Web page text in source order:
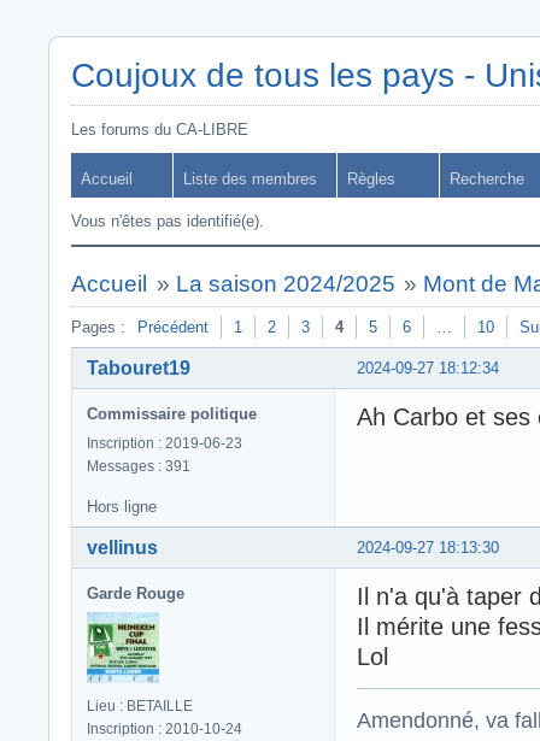
Coujoux de tous les pays -
Les forums du CA-LIBRE
Accueil Liste des membres Règles Recherche
Vous n'êtes pas identifié(e).
Accueil » La saison 2024/2025 » Mont de
Pages : Précédent 1 2 3 4 5 6 … 10
2024-09-27 18:12:34
Tabouret19
Commissaire politique
Inscription : 2019-06-23
Messages : 391
Ah Carbo et
Hors ligne
2024-09-27 18:13:30
vellinus
Garde Rouge
Lieu : BETAILLE
Inscription : 2010-10-24
Il n'a qu'à taper
Il mérite une
Lol
Amendonné, va